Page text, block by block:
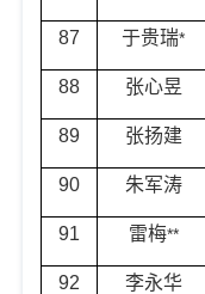
87 于贵瑞*
88 张心昱
89 张扬建
90 朱军涛
91 雷梅**
92 李永华